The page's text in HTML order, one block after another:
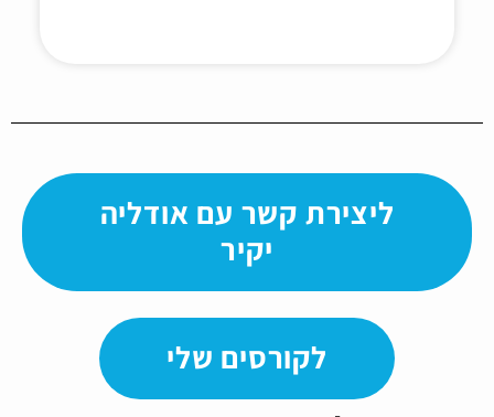
ליצירת קשר עם אודליה
יקיר
לקורסים שלי